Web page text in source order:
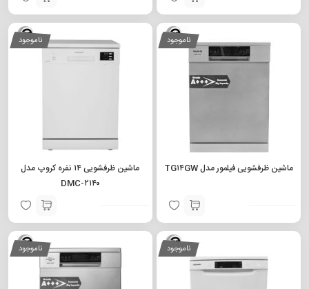
ناموجود
ماشین ظرفشویی فیلمور مدل TG۱۴GW
ناموجود
ماشین ظرفشویی ۱۴ نفره کروپ مدل
DMC-۲۱۴۰
ناموجود ناموجود